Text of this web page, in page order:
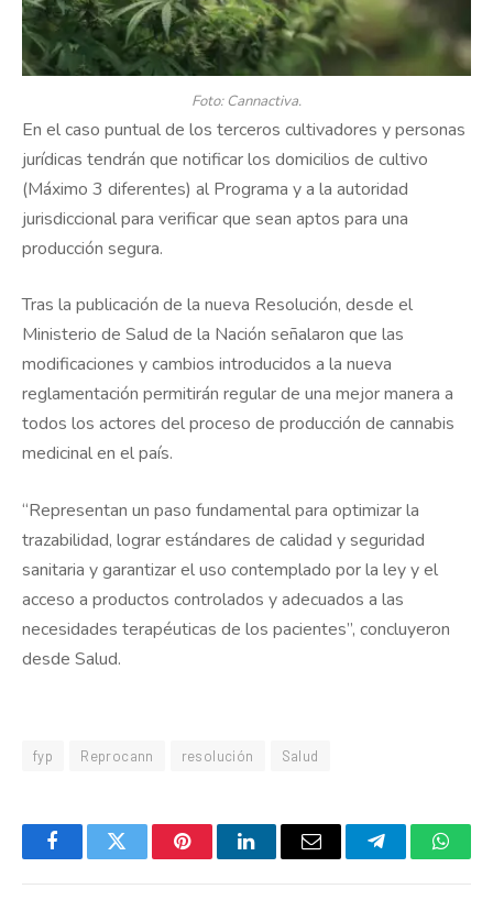
Foto: Cannactiva.
En el caso puntual de los terceros cultivadores y personas
jurídicas tendrán que notificar los domicilios de cultivo
(Máximo 3 diferentes) al Programa y a la autoridad
jurisdiccional para verificar que sean aptos para una
producción segura.
Tras la publicación de la nueva Resolución, desde el
Ministerio de Salud de la Nación señalaron que las
modificaciones y cambios introducidos a la nueva
reglamentación permitirán regular de una mejor manera a
todos los actores del proceso de producción de cannabis
medicinal en el país.
“Representan un paso fundamental para optimizar la
trazabilidad, lograr estándares de calidad y seguridad
sanitaria y garantizar el uso contemplado por la ley y el
acceso a productos controlados y adecuados a las
necesidades terapéuticas de los pacientes”, concluyeron
desde Salud.
fyp Reprocann resolución Salud
FacebookTwitter PinterestLinkedInEmail Telegram